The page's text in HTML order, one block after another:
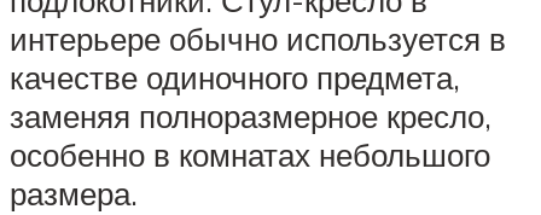
интерьере обычно используется в
качестве одиночного предмета,
заменяя полноразмерное кресло,
особенно в комнатах небольшого
размера.